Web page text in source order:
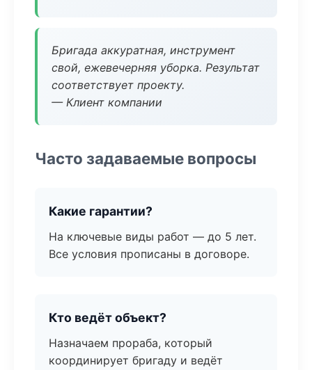
Бригада аккуратная, инструмент
свой, ежевечерняя уборка. Результат
соответствует проекту.
— Клиент компании
Часто задаваемые вопросы
Какие гарантии?
На ключевые виды работ — до 5 лет.
Все условия прописаны в договоре.
Кто ведёт объект?
Назначаем прораба, который
координирует бригаду и ведёт